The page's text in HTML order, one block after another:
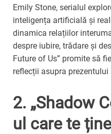
Emily Stone, serialul
inteligența artificială și
dinamica relațiilor
despre iubire, trădare și
Future of Us” promite să
reflecții asupra
2. „Shadow
ul care te